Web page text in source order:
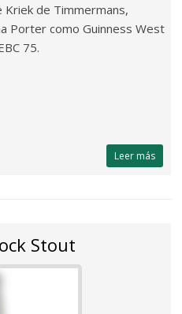
Kriek de Timmermans,
Porter como Guinness West
75.
Leer más
Stout